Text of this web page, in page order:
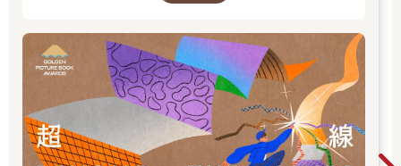
理可以切得相當滑順，但要是逆著紋理，就會切碎木頭，這完全
取決於鋸齒的幾何設計，形狀、尺寸、排列方式，還有在鋸片上
的傾斜角度。橫切鋸的鋸齒通常比縱切鋸的鋸齒還小，縱切鋸的
巨大鋸齒會迅速削去木材，且鋸齒間距也較廣，可以讓刨花落
下，鋸子就不會卡住，橫切鋸的鋸齒鋸道較寬，鋸齒向後傾斜形
成尖角，這些尖角有助於劃開木頭表面，再乾淨俐落鋸開紋理。
✘ ✘ ✘
「跨域應用獎」、「年度繪本獎」，以及「金繪
大獎」。